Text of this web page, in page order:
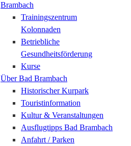
Brambach
Trainingszentrum
Kolonnaden
Betriebliche
Gesundheitsförderung
Kurse
Über Bad Brambach
Historischer Kurpark
Touristinformation
Kultur & Veranstaltungen
Ausflugtipps Bad Brambach
Anfahrt / Parken